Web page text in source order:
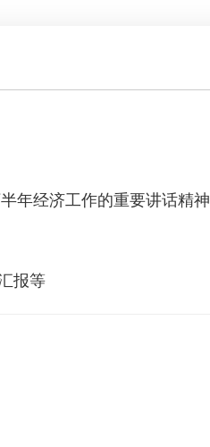
年经济工作的重要讲话精神
报等